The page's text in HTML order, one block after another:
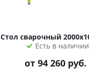
Стол сварочный
Есть в наличии
от 94 260 руб.